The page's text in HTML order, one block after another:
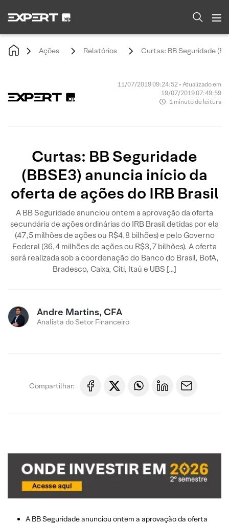
Ações Relatórios Curtas: BB Seguridade
11/07/2019 09:24:52 • Atualizado em
19/07/2019 07:49:59
1 minuto de leitura
Curtas: BB Seguridade
(BBSE3) anuncia início da
oferta de ações do IRB Brasil
A BB Seguridade anunciou ontem a aprovação da oferta
secundária de ações ordinárias do IRB Brasil detidas por ela
(47,5 milhões de ações ou R$4,8 bilhões) e pelo Governo
Federal (36,4 milhões de ações ou R$3,7 bilhões). A oferta
será realizada sob a coordenação do Banco do Brasil, BofA,
Bradesco, Caixa, Citi, Itaú e UBS […]
Andre Martins, CFA
Analista do Setor Financeiro
Compartilhar:
A BB Seguridade anunciou ontem a aprovação da oferta